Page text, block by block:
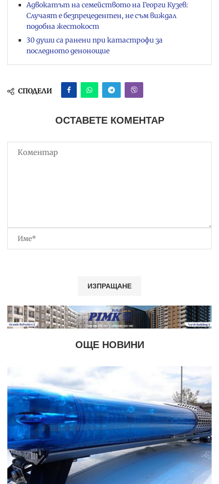
Адвокатът на семейството на Георги Кузев:
Случаят е безпрецедентен, не съм виждал
подобна жестокост
30 души са ранени при катастрофи за
последното денонощие
СПОДЕЛИ
ОСТАВЕТЕ КОМЕНТАР
ОЩЕ НОВИНИ